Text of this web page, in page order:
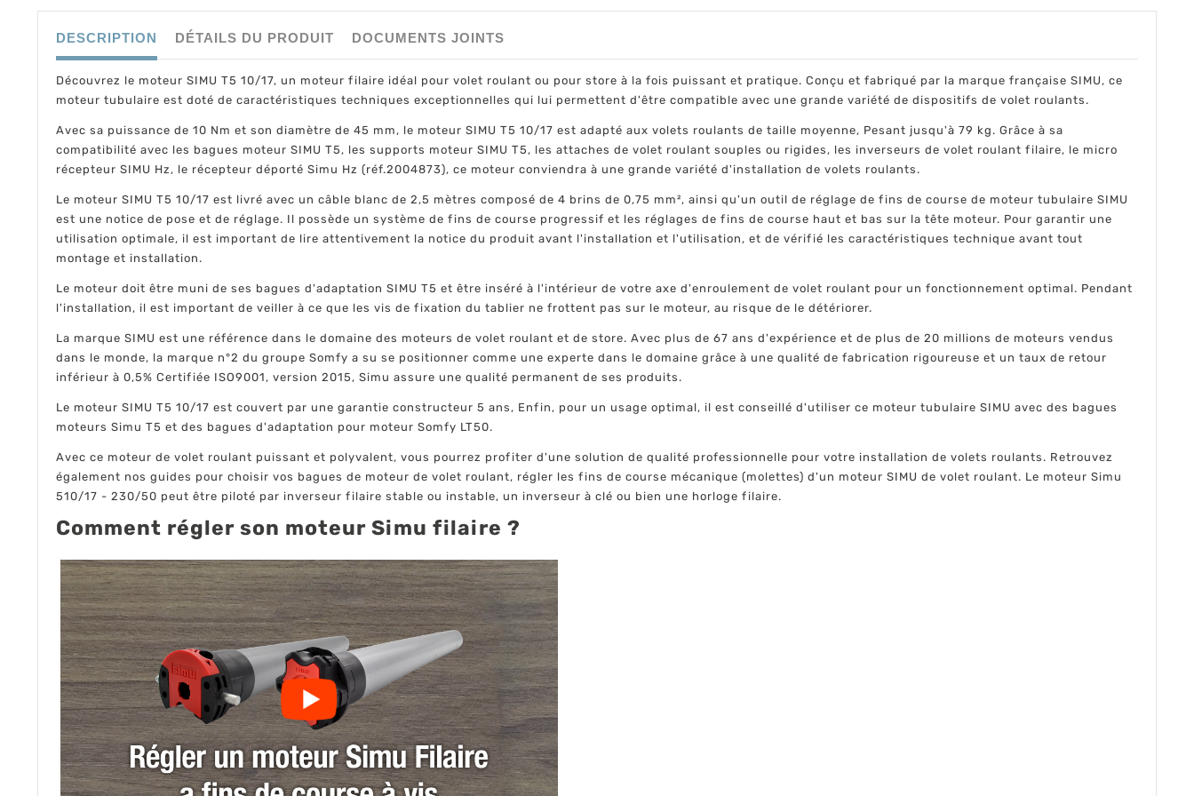
DESCRIPTION DÉTAILS DU PRODUIT DOCUMENTS JOINTS
Découvrez le moteur SIMU T5 10/17, un moteur filaire idéal pour volet roulant ou pour store à la fois puissant et pratique. Conçu et fabriqué par la marque française SIMU, ce
moteur tubulaire est doté de caractéristiques techniques exceptionnelles qui lui permettent d'être compatible avec une grande variété de dispositifs de volet roulants.
Avec sa puissance de 10 Nm et son diamètre de 45 mm, le moteur SIMU T5 10/17 est adapté aux volets roulants de taille moyenne, Pesant jusqu'à 79 kg. Grâce à sa
compatibilité avec les bagues moteur SIMU T5, les supports moteur SIMU T5, les attaches de volet roulant souples ou rigides, les inverseurs de volet roulant filaire, le micro
récepteur SIMU Hz, le récepteur déporté Simu Hz (réf.2004873), ce moteur conviendra à une grande variété d'installation de volets roulants.
Le moteur SIMU T5 10/17 est livré avec un câble blanc de 2,5 mètres composé de 4 brins de 0,75 mm², ainsi qu'un outil de réglage de fins de course de moteur tubulaire SIMU
est une notice de pose et de réglage. Il possède un système de fins de course progressif et les réglages de fins de course haut et bas sur la tête moteur. Pour garantir une
utilisation optimale, il est important de lire attentivement la notice du produit avant l'installation et l'utilisation, et de vérifié les caractéristiques technique avant tout
montage et installation.
Le moteur doit être muni de ses bagues d'adaptation SIMU T5 et être inséré à l'intérieur de votre axe d'enroulement de volet roulant pour un fonctionnement optimal. Pendant
l'installation, il est important de veiller à ce que les vis de fixation du tablier ne frottent pas sur le moteur, au risque de le détériorer.
La marque SIMU est une référence dans le domaine des moteurs de volet roulant et de store. Avec plus de 67 ans d'expérience et de plus de 20 millions de moteurs vendus
dans le monde, la marque n°2 du groupe Somfy a su se positionner comme une experte dans le domaine grâce à une qualité de fabrication rigoureuse et un taux de retour
inférieur à 0,5% Certifiée ISO9001, version 2015, Simu assure une qualité permanent de ses produits.
Le moteur SIMU T5 10/17 est couvert par une garantie constructeur 5 ans, Enfin, pour un usage optimal, il est conseillé d'utiliser ce moteur tubulaire SIMU avec des bagues
moteurs Simu T5 et des bagues d'adaptation pour moteur Somfy LT50.
Avec ce moteur de volet roulant puissant et polyvalent, vous pourrez profiter d'une solution de qualité professionnelle pour votre installation de volets roulants. Retrouvez
également nos guides pour choisir vos bagues de moteur de volet roulant, régler les fins de course mécanique (molettes) d'un moteur SIMU de volet roulant. Le moteur Simu
510/17 - 230/50 peut être piloté par inverseur filaire stable ou instable, un inverseur à clé ou bien une horloge filaire.
Comment régler son moteur Simu filaire ?